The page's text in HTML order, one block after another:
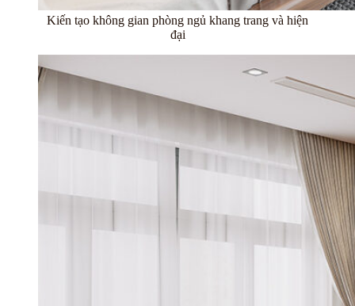
Kiến tạo không gian phòng ngủ khang trang và hiện
đại